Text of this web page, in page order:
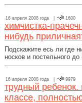
16 апреля 2008 года | 1600
химчистка-
нибудь
Подскажите есь ли где
носков и постельного
16 апреля 2008 года | 9979
трудный ребенок.
классе,